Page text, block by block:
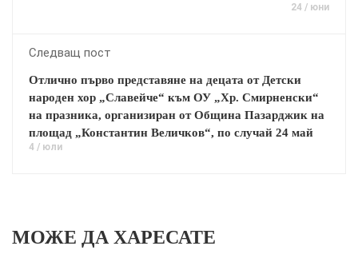
24 / юни
Следващ пост
Отлично първо представяне на децата от Детски
народен хор „Славейче“ към ОУ „Хр. Смирненски“
на празника, организиран от Община Пазарджик на
площад „Константин Величков“, по случай 24 май
4 / юли
МОЖЕ ДА ХАРЕСАТЕ